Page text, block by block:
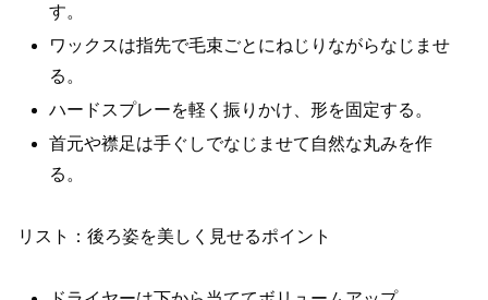
す。
ワックスは指先で毛束ごとにねじりながらなじませ
る。
ハードスプレーを軽く振りかけ、形を固定する。
首元や襟足は手ぐしでなじませて自然な丸みを作
る。
リスト：後ろ姿を美しく見せるポイント